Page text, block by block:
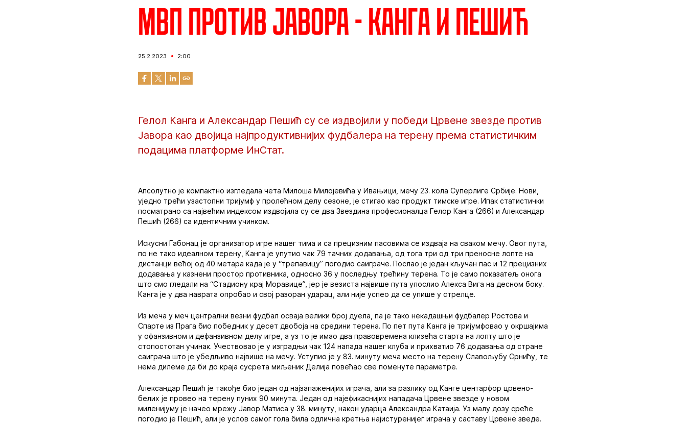
МВП против Јавора - Канга и Пешић
25.2.2023 2:00
Гелол Канга и Александар Пешић су се издвојили у победи Црвене звезде против
Јавора као двојица најпродуктивнијих фудбалера на терену према статистичким
подацима платформе ИнСтат.
Апсолутно је компактно изгледала чета Милоша Милојевића у Ивањици, мечу 23. кола Суперлиге Србије. Нови,
уједно трећи узастопни тријумф у пролећном делу сезоне, је стигао као продукт тимске игре. Ипак статистички
посматрано са највећим индексом издвојила су се два Звездина професионалца Гелор Канга (266) и Александар
Пешић (266) са идентичним учинком.
Искусни Габонац је организатор игре нашег тима и са прецизним пасовима се издваја на сваком мечу. Овог пута,
по не тако идеалном терену, Канга је упутио чак 79 тачних додавања, од тога три од три преносне лопте на
дистанци већој од 40 метара када је у “трепавицу” погодио саиграче. Послао је један кључан пас и 12 прецизних
додавања у казнени простор противника, односно 36 у последњу трећину терена. То је само показатељ онога
што смо гледали на “Стадиону крај Моравице”, јер је везиста највише пута упослио Алекса Вига на десном боку.
Канга је у два наврата опробао и свој разоран ударац, али није успео да се упише у стрелце.
Из меча у меч централни везни фудбал осваја велики број дуела, па је тако некадашњи фудбалер Ростова и
Спарте из Прага био победник у десет двобоја на средини терена. По пет пута Канга је тријумфовао у окршајима
у офанзивном и дефанзивном делу игре, а уз то је имао два правовремена клизећа старта на лопту што је
стопостотан учинак. Учествовао је у изградњи чак 124 напада нашег клуба и прихватио 76 додавања од стране
саиграча што је убедљиво највише на мечу. Уступио је у 83. минуту меча место на терену Славољубу Срнићу, те
нема дилеме да би до краја сусрета миљеник Делија повећао све поменуте параметре.
Александар Пешић је такође био један од најзапаженијих играча, али за разлику од Канге центарфор црвено-
белих је провео на терену пуних 90 минута. Један од најефикаснијих нападача Црвене звезде у новом
миленијуму је начео мрежу Јавор Матиса у 38. минуту, након ударца Александра Катаија. Уз малу дозу среће
погодио је Пешић, али је услов самог гола била одлична кретња најистуренијег играча у саставу Црвене зведе.